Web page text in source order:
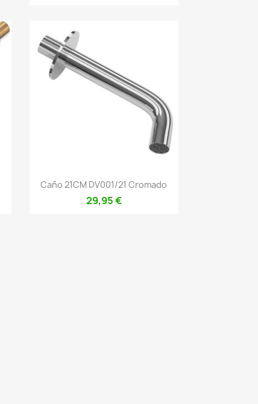
Vista rápida
Caño 21CM DV001/21 Cromado
29,95 €